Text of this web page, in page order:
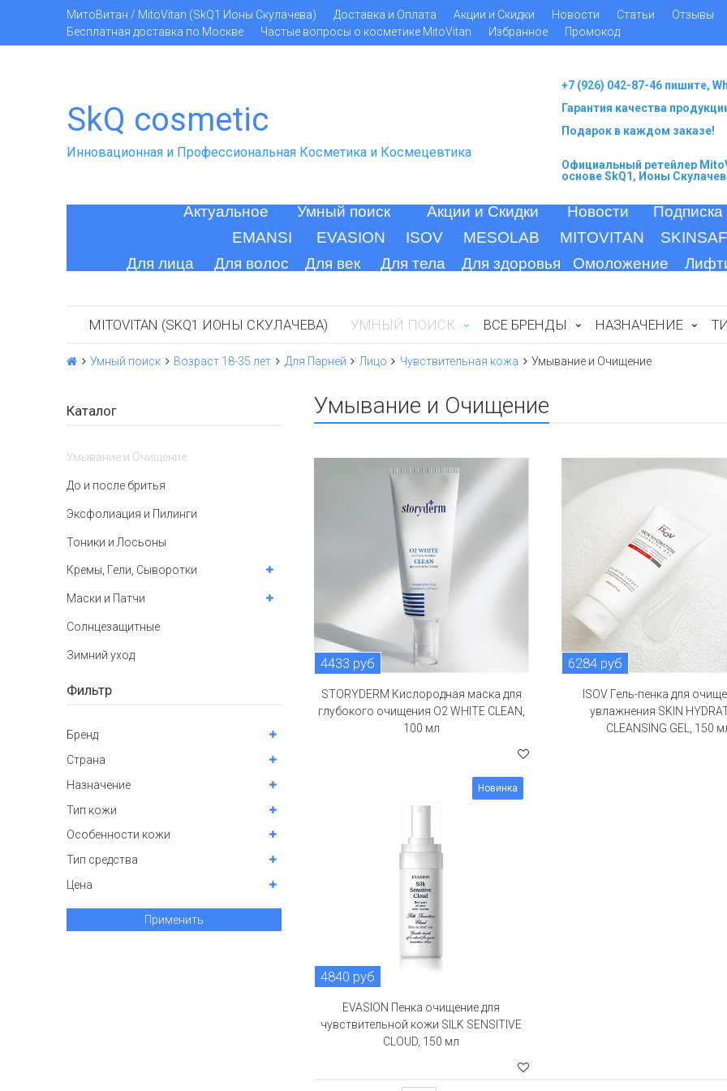
МитоВитан / MitoVitan (SkQ1 Ионы Скулачева) Доставка и Оплата Акции и Скидки Новости Статьи
Отзывы
Бесплатная доставка по Москве
Частые вопросы о косметике MitoVitan Избранное Промокод
SkQ cosmetic
Инновационная и Профессиональная Косметика и Космецевтика
+7 (926) 042-87-46 пишите,
Гарантия качества
Подарок в каждом заказе!
Официальный ретейлер
основе SkQ1, Ионы
Актуальное Умный поиск Акции и Скидки Новости
EMANSI
EVASION ISOV MESOLAB MITOVITAN
Для лица
Для волос Для век Для тела Для здоровья Омоложение
MITOVITAN (SKQ1 ИОНЫ СКУЛАЧЕВА) УМНЫЙ ПОИСК ВСЕ БРЕНДЫ НАЗНАЧЕНИЕ
Умный поиск Возраст 18-35 лет Для Парней Лицо Чувствительная кожа Умывание и Очищение
Каталог
Умывание и Очищение
До и после бритья
Эксфолиация и Пилинги
Тоники и Лосьоны
Кремы, Гели, Сыворотки
Маски и Патчи
Солнцезащитные
Зимний уход
Фильтр
Бренд
Страна
Назначение
Тип кожи
Особенности кожи
Тип средства
Цена
Применить
Умывание и Очищение
4433 руб
STORYDERM Кислородная маска для
глубокого очищения O2 WHITE CLEAN,
100 мл
6284 руб
ISOV Гель-пенка для
увлажнения SKIN
CLEANSING GEL, 150
Новинка
4840 руб
EVASION Пенка очищение для
чувствительной кожи SILK SENSITIVE
CLOUD, 150 мл